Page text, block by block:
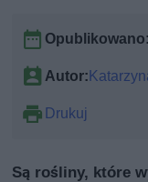
Opublikowano:
Autor:
Drukuj
Są rośliny, które